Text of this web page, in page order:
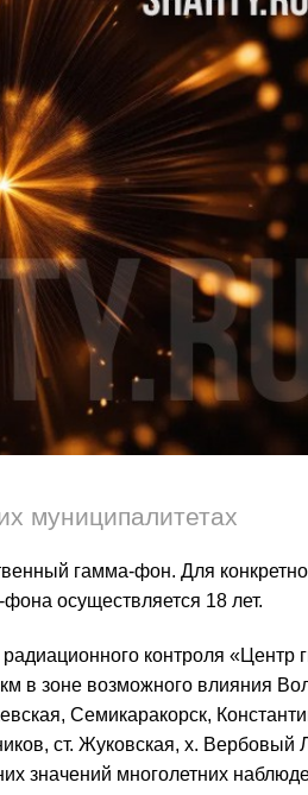
муниципалитетах
гамма-фон. Для
осуществляется 18 лет.
контроля «Центр
в зоне возможного влияния
Семикаракорск,
ст. Жуковская, х. Вербовый
значений многолетних